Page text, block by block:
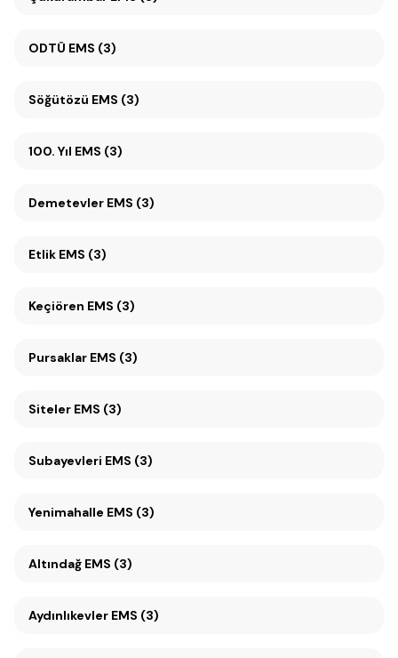
ODTÜ EMS (3)
Söğütözü EMS (3)
100. Yıl EMS (3)
Demetevler EMS (3)
Etlik EMS (3)
Keçiören EMS (3)
Pursaklar EMS (3)
Siteler EMS (3)
Subayevleri EMS (3)
Yenimahalle EMS (3)
Altındağ EMS (3)
Aydınlıkevler EMS (3)